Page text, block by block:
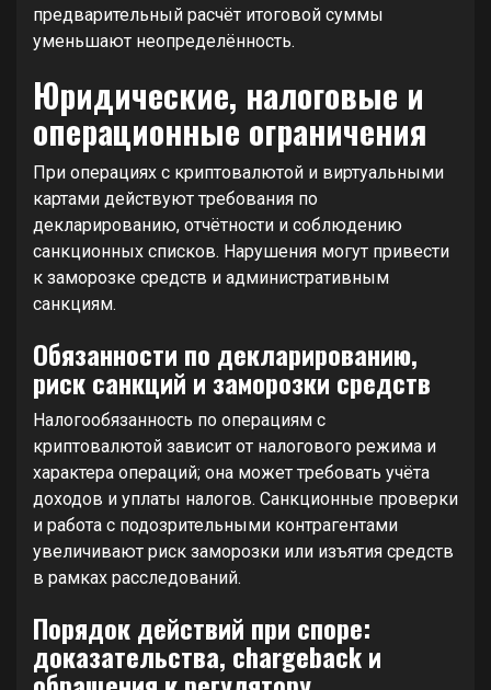
предварительный расчёт итоговой суммы
уменьшают неопределённость.
Юридические, налоговые и
операционные ограничения
При операциях с криптовалютой и виртуальными
картами действуют требования по
декларированию, отчётности и соблюдению
санкционных списков. Нарушения могут привести
к заморозке средств и административным
санкциям.
Обязанности по декларированию,
риск санкций и заморозки средств
Налогообязанность по операциям с
криптовалютой зависит от налогового режима и
характера операций; она может требовать учёта
доходов и уплаты налогов. Санкционные проверки
и работа с подозрительными контрагентами
увеличивают риск заморозки или изъятия средств
в рамках расследований.
Порядок действий при споре:
доказательства, chargeback и